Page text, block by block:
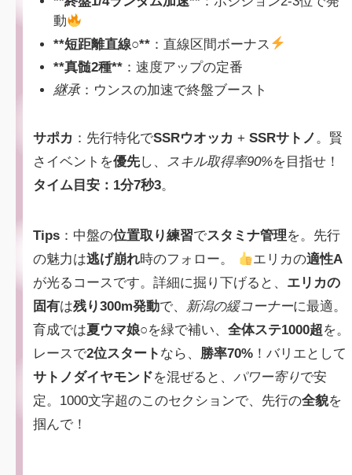
動
**短距離直線○**：直線区間ボーナス
**真髄2種**：速度アップの定番
継承：ウンスの加速で終盤ブースト
サポカ ：先行特化でSSRウオッカ +SSRサトノ。賢
さイベントを優先し、 スキル取得率90%を目指せ！
タイム目安：1分7秒3。
Tips ：中盤の位置取り練習でスタミナ管理を。先行
の魅力は逃げ崩れ時のフォロー。 エリカの適性A
が光るコースです。詳細に掘り下げると、 エリカの
固有は残り300m発動で、 新潟の緩コーナーに最適。
育成では夏ウマ娘○を緑で補い、全体ステ1000超を。
レースで2位スタート なら、 勝率70% ！バリエとして
サトノダイヤモンドを混ぜると、パワー寄りで安
定。1000文字超のこのセクションで、先行の全貌を
掴んで！